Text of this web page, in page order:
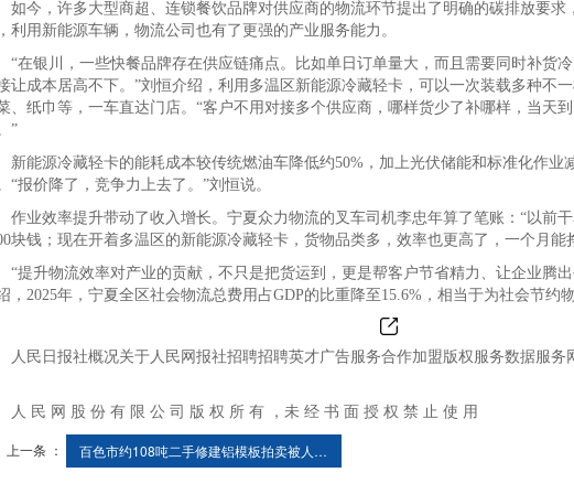
今，许多大型商超、连锁餐饮品牌对供应商的物流环节提出了明确的碳排放要求
利用新能源车辆，物流公司也有了更强的产业服务能力。
银川，一些快餐品牌存在供应链痛点。比如单日订单量大，而且需要同时补货
让成本居高不下。”刘恒介绍，利用多温区新能源冷藏轻卡，可以一次装载多种不
、纸巾等，一车直达门店。“客户不用对接多个供应商，哪样货少了补哪样，当天
”
能源冷藏轻卡的能耗成本较传统燃油车降低约50%，加上光伏储能和标准化作业
“报价降了，竞争力上去了。”刘恒说。
业效率提升带动了收入增长。宁夏众力物流的叉车司机李忠年算了笔账：“以前
块钱；现在开着多温区的新能源冷藏轻卡，货物品类多，效率也更高了，一个月能
升物流效率对产业的贡献，不只是把货运到，更是帮客户节省精力、让企业腾出
，2025年，宁夏全区社会物流总费用占GDP的比重降至15.6%，相当于为社会节约物
民日报社概况关于人民网报社招聘招聘英才广告服务合作加盟版权服务数据服务
民 网 股 份 有 限 公 司 版 权 所 有 ，未 经 书 面 授 权 禁 止 使 用
上一条 ： 百色市约108吨二手修建铝模板拍卖被人209万竞得